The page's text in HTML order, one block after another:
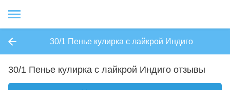
30/1 Пенье кулирка с лайкрой Индиго
30/1 Пенье кулирка с лайкрой Индиго отзывы